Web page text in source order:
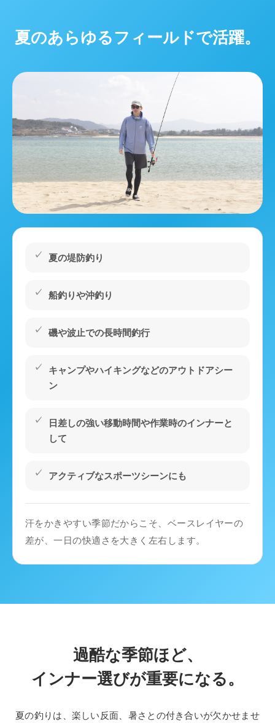
夏のあらゆるフィールドで活躍。
夏の堤防釣り
船釣りや沖釣り
磯や波止での長時間釣行
キャンプやハイキングなどのアウトドアシー
ン
日差しの強い移動時間や作業時のインナーと
して
アクティブなスポーツシーンにも
汗をかきやすい季節だからこそ、ベースレイヤーの
差が、一日の快適さを大きく左右します。
過酷な季節ほど、
インナー選びが重要になる。
夏の釣りは、楽しい反面、暑さとの付き合いが欠かせませ